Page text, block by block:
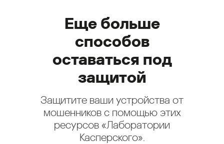
Еще больше
способов
оставаться под
защитой
Защитите ваши устройства от
мошенников с помощью этих
ресурсов «Лаборатории
Касперского».